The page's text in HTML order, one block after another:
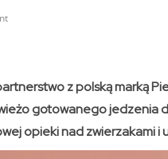
z polską marką
gotowanego jedzenia
opieki nad zwierzakami i